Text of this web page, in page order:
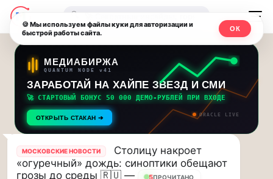
Последние
новости
обновления
потока:
Друзья,
приглашаем
на
музыкальную
прогулку
по
Москвичи.net
—
Главный
столичный
чат-
мессенджер,
новости
🔍
МЕДИАБИРЖА
QUANTUM NODE v41
ЗАРАБОТАЙ НА ХАЙПЕ ЗВЕЗД И СМИ
🚀 СТАРТОВЫЙ БОНУС 50 000 ДЕМО-РУБЛЕЙ ПРИ ВХОДЕ
ОТКРЫТЬ СТАКАН ➔ ORACLE LIVE
МОСКОВСКИЕ НОВОСТИ
Столицу накроет
«огуречный» дождь: синоптики обещают
грозы до среды 🇷🇺 —
5ПРОЧИТАНО
🍪 Мы используем файлы куки для авторизации и
быстрой работы сайта.
ОК